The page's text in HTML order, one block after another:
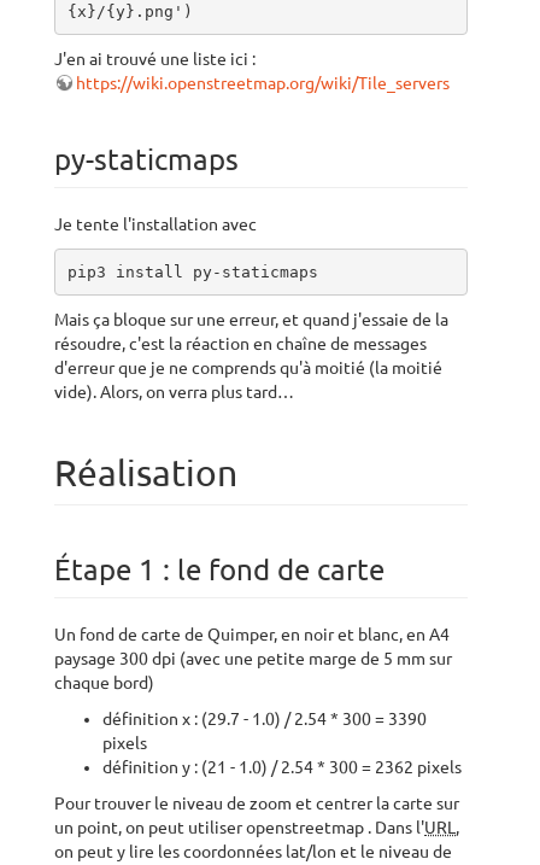
{x}/{y}.png')
J'en ai trouvé une liste ici :
https://wiki.openstreetmap.org/wiki/Tile_servers
py-staticmaps
Je tente l'installation avec
pip3 install py-staticmaps
Mais ça bloque sur une erreur, et quand j'essaie de la
résoudre, c'est la réaction en chaîne de messages
d'erreur que je ne comprends qu'à moitié (la moitié
vide). Alors, on verra plus tard…
Réalisation
Étape 1 : le fond de carte
Un fond de carte de Quimper, en noir et blanc, en A4
paysage 300 dpi (avec une petite marge de 5 mm sur
chaque bord)
définition x : (29.7 - 1.0) / 2.54 * 300 = 3390
pixels
définition y : (21 - 1.0) / 2.54 * 300 = 2362 pixels
Pour trouver le niveau de zoom et centrer la carte sur
un point, on peut utiliser openstreetmap . Dans l'URL ,
on peut y lire les coordonnées lat/lon et le niveau de